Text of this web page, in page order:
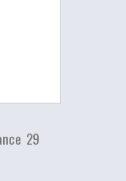
29